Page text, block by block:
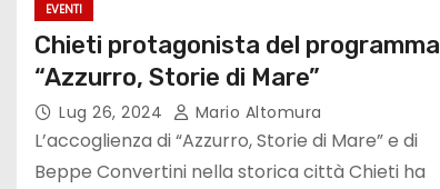
EVENTI
Chieti protagonista del programma
“Azzurro, Storie di Mare”
Lug 26, 2024 Mario Altomura
L’accoglienza di “Azzurro, Storie di Mare” e di
Beppe Convertini nella storica città Chieti ha